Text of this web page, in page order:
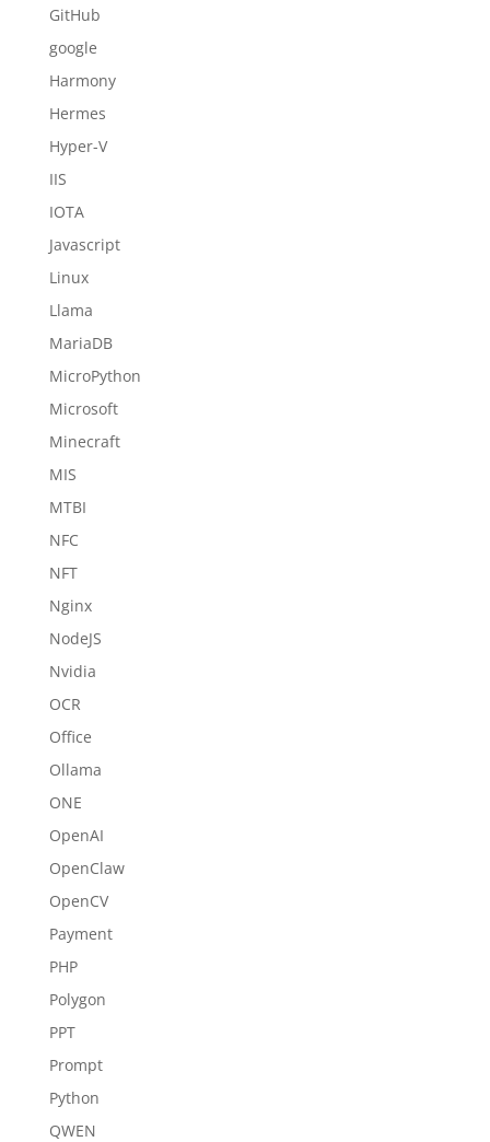
GitHub
google
Harmony
Hermes
Hyper-V
IIS
IOTA
Javascript
Linux
Llama
MariaDB
MicroPython
Microsoft
Minecraft
MIS
MTBI
NFC
NFT
Nginx
NodeJS
Nvidia
OCR
Office
Ollama
ONE
OpenAI
OpenClaw
OpenCV
Payment
PHP
Polygon
PPT
Prompt
Python
QWEN